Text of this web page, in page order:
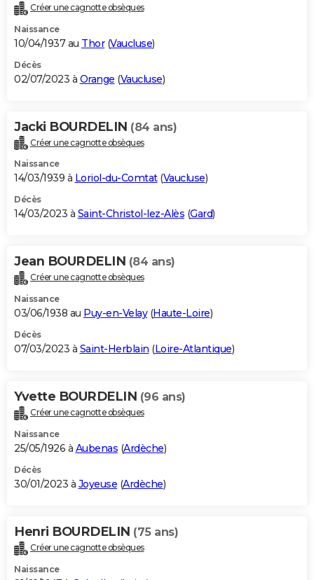
Créer une cagnotte obsèques
Naissance
10/04/1937 au Thor(Vaucluse)
Décès
02/07/2023 à Orange (Vaucluse)
Jacki BOURDELIN (84 ans)
Créer une cagnotte obsèques
Naissance
14/03/1939 à Loriol-du-Comtat(Vaucluse)
Décès
14/03/2023 à Saint-Christol-lez-Alès (Gard)
Jean BOURDELIN (84 ans)
Créer une cagnotte obsèques
Naissance
03/06/1938 au Puy-en-Velay(Haute-Loire)
Décès
07/03/2023 à Saint-Herblain (Loire-Atlantique)
Yvette BOURDELIN (96 ans)
Créer une cagnotte obsèques
Naissance
25/05/1926 à Aubenas (Ardèche)
Décès
30/01/2023 à Joyeuse (Ardèche)
Henri BOURDELIN (75 ans)
Créer une cagnotte obsèques
Naissance